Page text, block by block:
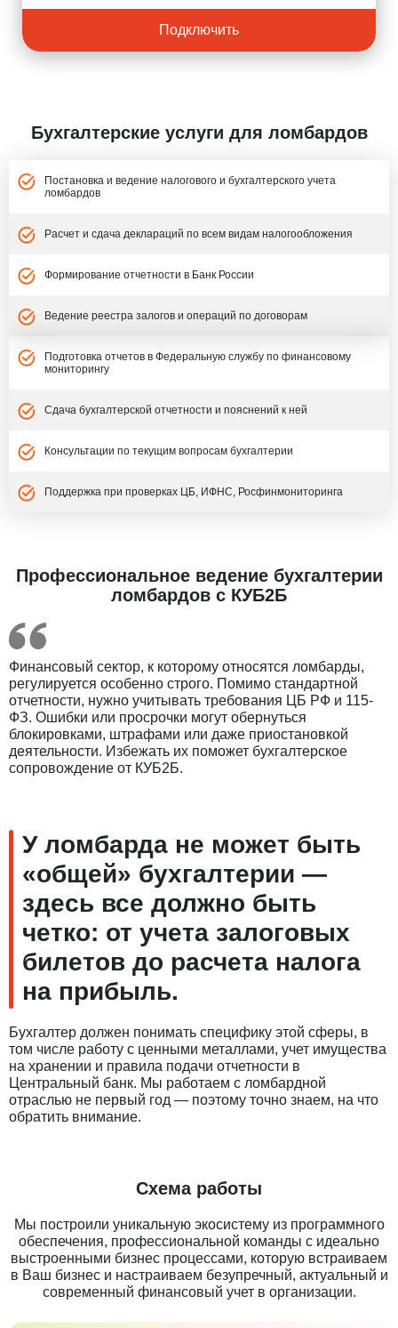
Подключить
Бухгалтерские услуги для ломбардов
Постановка и ведение налогового и бухгалтерского учета
ломбардов
Расчет и сдача деклараций по всем видам налогообложения
Формирование отчетности в Банк России
Ведение реестра залогов и операций по договорам
Подготовка отчетов в Федеральную службу по финансовому
мониторингу
Сдача бухгалтерской отчетности и пояснений к ней
Консультации по текущим вопросам бухгалтерии
Поддержка при проверках ЦБ, ИФНС, Росфинмониторинга
Профессиональное ведение бухгалтерии
ломбардов с КУБ2Б
Финансовый сектор, к которому относятся ломбарды,
регулируется особенно строго. Помимо стандартной
отчетности, нужно учитывать требования ЦБ РФ и 115-
ФЗ. Ошибки или просрочки могут обернуться
блокировками, штрафами или даже приостановкой
деятельности. Избежать их поможет бухгалтерское
сопровождение от КУБ2Б.
У ломбарда не может быть
«общей» бухгалтерии —
здесь все должно быть
четко: от учета залоговых
билетов до расчета налога
на прибыль.
Бухгалтер должен понимать специфику этой сферы, в
том числе работу с ценными металлами, учет имущества
на хранении и правила подачи отчетности в
Центральный банк. Мы работаем с ломбардной
отраслью не первый год — поэтому точно знаем, на что
обратить внимание.
Схема работы
Мы построили уникальную экосистему из программного
обеспечения, профессиональной команды с идеально
выстроенными бизнес процессами, которую встраиваем
в Ваш бизнес и настраиваем безупречный, актуальный и
современный финансовый учет в организации.